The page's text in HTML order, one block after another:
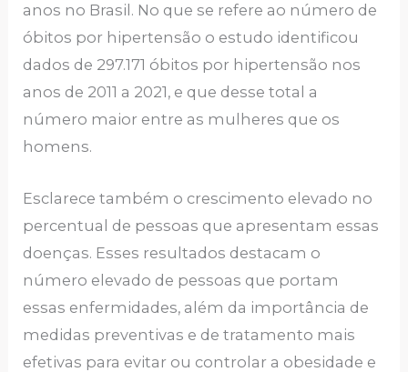
anos no Brasil. No que se refere ao número de
óbitos por hipertensão o estudo identificou
dados de 297.171 óbitos por hipertensão nos
anos de 2011 a 2021, e que desse total a
número maior entre as mulheres que os
homens.
Esclarece também o crescimento elevado no
percentual de pessoas que apresentam essas
doenças. Esses resultados destacam o
número elevado de pessoas que portam
essas enfermidades, além da importância de
medidas preventivas e de tratamento mais
efetivas para evitar ou controlar a obesidade e